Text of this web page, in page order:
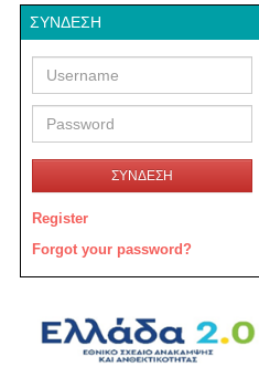
ΣΎΝΔΕΣΗ
ΣΥΝΔΕΣΗ
Register
Forgot your password?